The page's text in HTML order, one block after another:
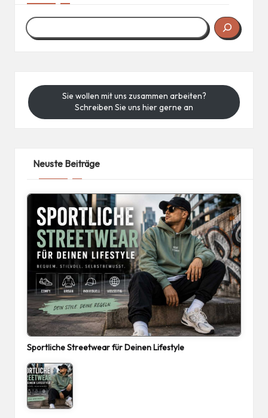
Sie wollen mit uns zusammen arbeiten?
Schreiben Sie uns hier gerne an
Neuste Beiträge
Sportliche Streetwear für Deinen Lifestyle